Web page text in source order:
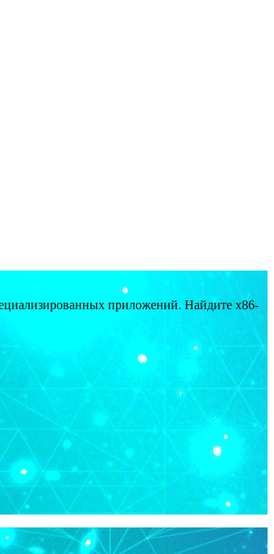
приложений. Найдите x86-